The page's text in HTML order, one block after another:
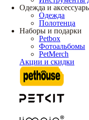
Одежда и
Одежда
Полотенца
Наборы и подарки
Petbox
Фотоальбомы
PetMerch
Акции и скидки